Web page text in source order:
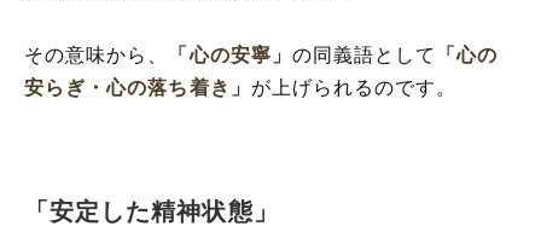
その意味から、 「心の安寧」 の同義語として
「心の
安らぎ・心の落ち着き」 が上げられるのです。
「安定した精神状態」